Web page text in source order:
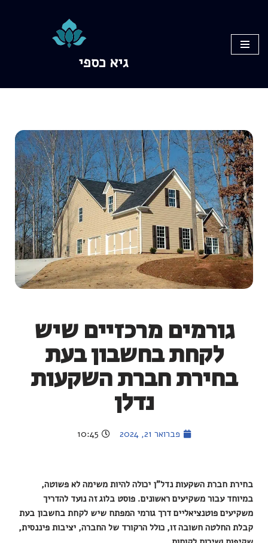
Skip
גיא כספי
גורמים מרכזיים שיש
לקחת בחשבון בעת
בחירת חברת השקעות
נדלן
פברואר 21, 2024 10:45
בחירת חברת השקעות נדל"ן יכולה להיות משימה לא פשוטה,
במיוחד עבור משקיעים ראשונים. פוסט בלוג זה נועד להדריך
משקיעים פוטנציאליים דרך גורמי המפתח שיש לקחת בחשבון בעת
קבלת החלטה חשובה זו, כולל הרקורד של החברה, יציבות פיננסית,